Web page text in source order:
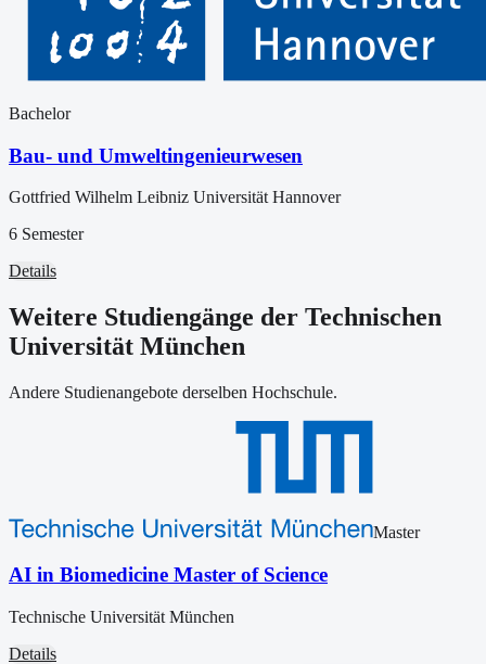
Bachelor
Bau- und Umweltingenieurwesen
Gottfried Wilhelm Leibniz Universität Hannover
6 Semester
Details
Weitere Studiengänge der Technischen
Universität München
Andere Studienangebote derselben Hochschule.
Master
AI in Biomedicine Master of Science
Technische Universität München
Details